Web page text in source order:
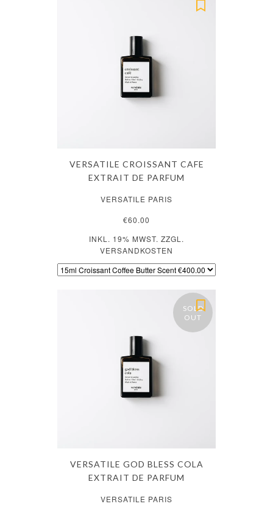
VERSATILE CROISSANT CAFE
EXTRAIT DE PARFUM
VERSATILE PARIS
€60.00
INKL. 19% MWST. ZZGL.
VERSANDKOSTEN
SOLD
OUT
VERSATILE GOD BLESS COLA
EXTRAIT DE PARFUM
VERSATILE PARIS